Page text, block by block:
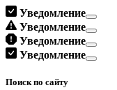
Уведомление
Уведомление
Уведомление
Уведомление
Поиск по сайту